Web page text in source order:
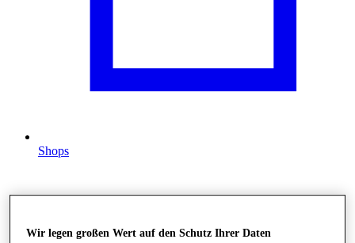
Shops
Wir legen großen Wert auf den Schutz Ihrer Daten